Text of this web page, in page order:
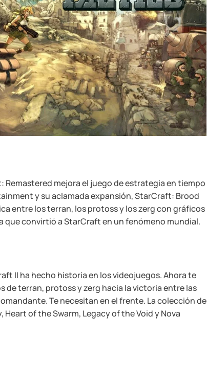
mejora el juego de estrategia en tiempo
y su aclamada expansión, StarCraft: Brood
entre los terran, los protoss y los zerg con gráficos
que convirtió a StarCraft en un fenómeno mundial.
II ha hecho historia en los videojuegos. Ahora te
terran, protoss y zerg hacia la victoria entre las
Te necesitan en el frente. La colección de
of the Swarm, Legacy of the Void y Nova